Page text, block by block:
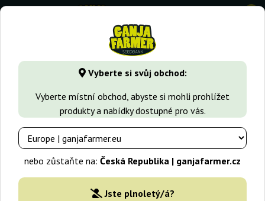
Vyberte si svůj obchod:
Vyberte místní obchod, abyste si mohli prohlížet
produkty a nabídky dostupné pro vás.
nebo zůstaňte na: Česká Republika | ganjafarmer.cz
Jste plnoletý/á?
0
GanjaFarmer.cz Druhy Marihuany Northern Light